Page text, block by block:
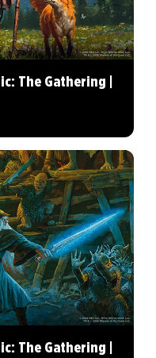
The Gathering |
The Gathering |